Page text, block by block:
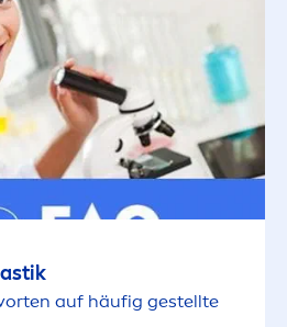
Haut
auf häufig gestellte